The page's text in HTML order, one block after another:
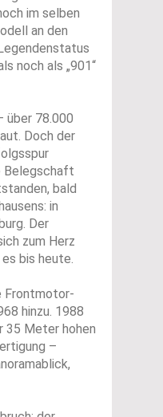
im selben
an den
noch als „901“
über 78.000
Doch der
Belegschaft
bald
in
Der
zum Herz
bis heute.
Frontmotor-
hinzu. 1988
35 Meter hohen
–